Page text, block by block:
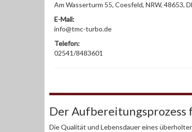
Am Wasserturm 55, Coesfeld, NRW, 48653,
E-Mail:
info@tmc-turbo.de
Telefon:
02541/8483601
Der Aufbereitungsprozess
Die Qualität und Lebensdauer eines